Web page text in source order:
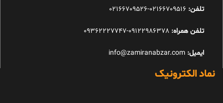
تلفن:
تلفن همراه: 09122986378-09362227747
ایمیل:
نماد الکترونیک